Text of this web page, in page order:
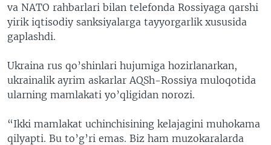
va NATO rahbarlari bilan telefonda Rossiyaga qarshi
yirik iqtisodiy sanksiyalarga tayyorgarlik xususida
gaplashdi.
Ukraina rus qo’shinlari hujumiga hozirlanarkan,
ukrainalik ayrim askarlar AQSh-Rossiya muloqotida
ularning mamlakati yo’qligidan norozi.
“Ikki mamlakat uchinchisining kelajagini muhokama
qilyapti. Bu to’g’ri emas. Biz ham muzokaralarda